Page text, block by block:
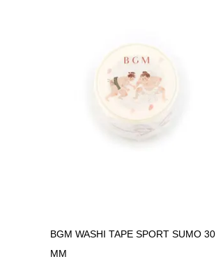
BGM WASHI TAPE SPORT SUMO 30
MM